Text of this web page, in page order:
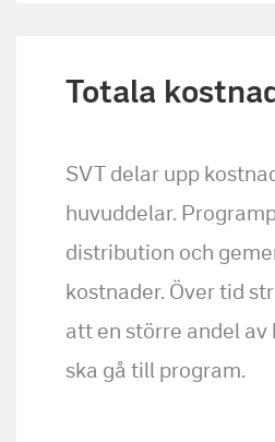
Totala
SVT delar upp
huvuddelar.
distribution och
kostnader. Över tid
att en större andel av
ska gå till program.